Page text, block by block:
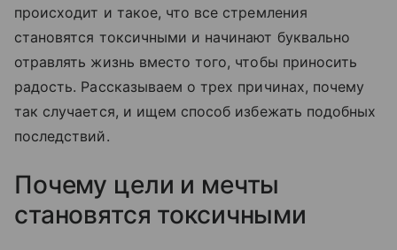
происходит и такое, что все стремления
становятся токсичными и начинают буквально
отравлять жизнь вместо того, чтобы приносить
радость. Рассказываем о трех причинах, почему
так случается, и ищем способ избежать подобных
последствий.
Почему цели и мечты
становятся токсичными